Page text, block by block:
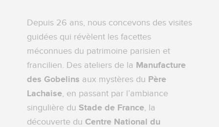
Depuis 26 ans, nous concevons des visites
guidées qui révèlent les facettes
méconnues du patrimoine parisien et
francilien. Des ateliers de la Manufacture
des Gobelins aux mystères du Père
Lachaise, en passant par l’ambiance
singulière du Stade de France, la
découverte du Centre National du